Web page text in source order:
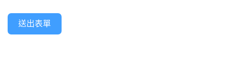
送出表單